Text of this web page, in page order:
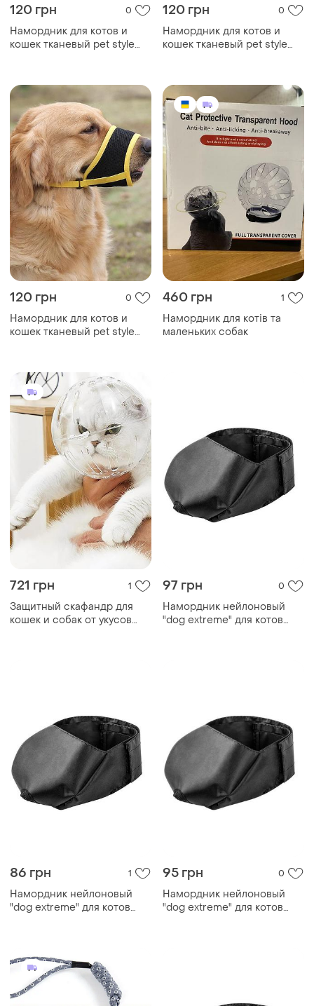
120 грн 0
Намордник для котов и
кошек тканевый pet style
120 грн 0
Намордник для котов и
кошек тканевый pet style
120 грн 0
Намордник для котов и
кошек тканевый pet style
460 грн 1
Намордник для котів та
маленьких собак
721 грн 1
Защитный скафандр для
кошек и собак от укусов
97 грн 0
Намордник нейлоновый
"dog extremе" для котов
86 грн 1
Намордник нейлоновый
"dog extremе" для котов
95 грн 0
Намордник нейлоновый
"dog extremе" для котов